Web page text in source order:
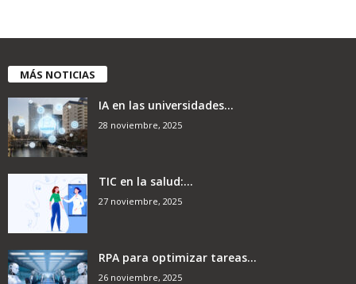
MÁS NOTICIAS
IA en las universidades...
28 noviembre, 2025
TIC en la salud:...
27 noviembre, 2025
RPA para optimizar tareas...
26 noviembre, 2025